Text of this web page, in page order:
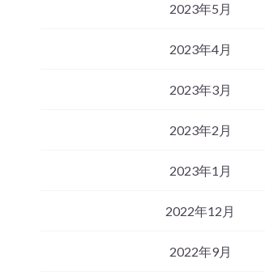
2023年5月
2023年4月
2023年3月
2023年2月
2023年1月
2022年12月
2022年9月